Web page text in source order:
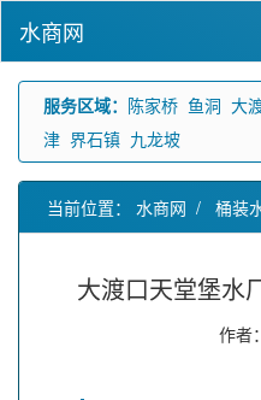
水商网
服务区域： 陈家桥 鱼洞 大
津 界石镇 九龙坡
当前位置： 水商网 / 桶装
大渡口天堂堡水
作者